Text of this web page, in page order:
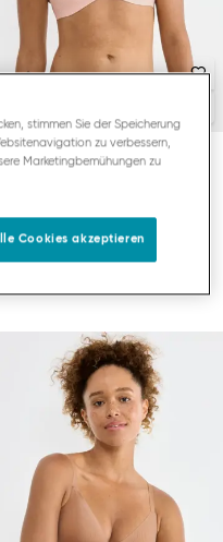
UP BH
stimmen Sie der Speicherung
zu verbessern,
Marketingbemühungen zu
Cookies akzeptieren